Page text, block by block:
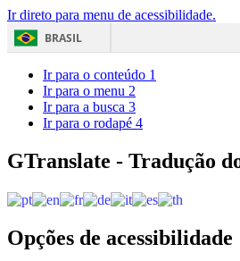
Ir direto para menu de acessibilidade.
BRASIL
Ir para o conteúdo 1
Ir para o menu 2
Ir para a busca 3
Ir para o rodapé 4
GTranslate - Tradução
Opções de acessibilidade